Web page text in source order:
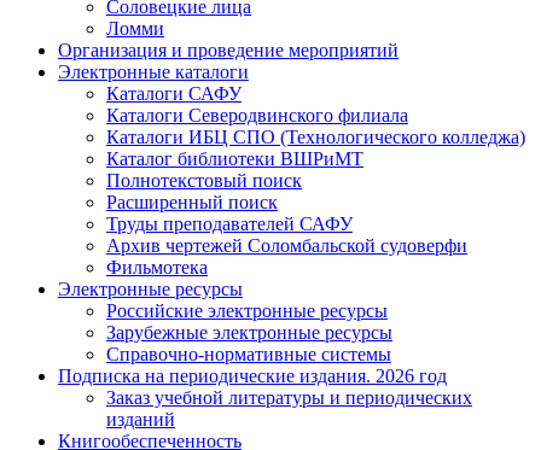
Соловецкие лица
Ломми
Организация и проведение мероприятий
Электронные каталоги
Каталоги САФУ
Каталоги Северодвинского филиала
Каталоги ИБЦ СПО (Технологического колледжа)
Каталог библиотеки ВШРиМТ
Полнотекстовый поиск
Расширенный поиск
Труды преподавателей САФУ
Архив чертежей Соломбальской судоверфи
Фильмотека
Электронные ресурсы
Российские электронные ресурсы
Зарубежные электронные ресурсы
Справочно-нормативные системы
Подписка на периодические издания. 2026 год
Заказ учебной литературы и периодических
изданий
Книгообеспеченность